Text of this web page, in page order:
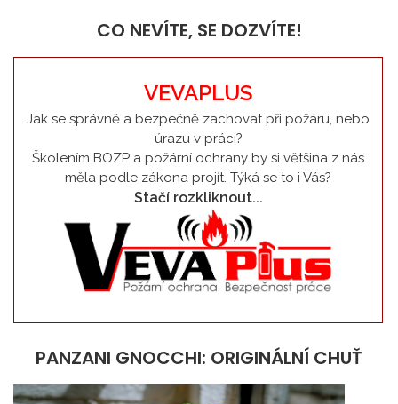
CO NEVÍTE, SE DOZVÍTE!
VEVAPLUS
Jak se správně a bezpečně zachovat při požáru, nebo
úrazu v práci?
Školením BOZP a požární ochrany by si většina z nás
měla podle zákona projít. Týká se to i Vás?
Stačí rozkliknout...
PANZANI GNOCCHI: ORIGINÁLNÍ CHUŤ